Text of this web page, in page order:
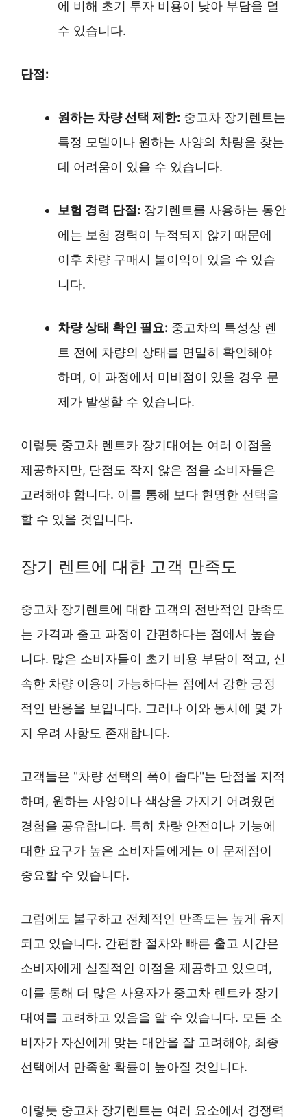
에 비해 초기 투자 비용이 낮아 부담을 덜
수 있습니다.
단점:
원하는 차량 선택 제한: 중고차 장기렌트는
특정 모델이나 원하는 사양의 차량을 찾는
데 어려움이 있을 수 있습니다.
보험 경력 단절: 장기렌트를 사용하는 동안
에는 보험 경력이 누적되지 않기 때문에
이후 차량 구매시 불이익이 있을 수 있습
니다.
차량 상태 확인 필요: 중고차의 특성상 렌
트 전에 차량의 상태를 면밀히 확인해야
하며, 이 과정에서 미비점이 있을 경우 문
제가 발생할 수 있습니다.
이렇듯 중고차 렌트카 장기대여는 여러 이점을
제공하지만, 단점도 작지 않은 점을 소비자들은
고려해야 합니다. 이를 통해 보다 현명한 선택을
할 수 있을 것입니다.
장기 렌트에 대한 고객 만족도
중고차 장기렌트에 대한 고객의 전반적인 만족도
는 가격과 출고 과정이 간편하다는 점에서 높습
니다. 많은 소비자들이 초기 비용 부담이 적고, 신
속한 차량 이용이 가능하다는 점에서 강한 긍정
적인 반응을 보입니다. 그러나 이와 동시에 몇 가
지 우려 사항도 존재합니다.
고객들은 "차량 선택의 폭이 좁다"는 단점을 지적
하며, 원하는 사양이나 색상을 가지기 어려웠던
경험을 공유합니다. 특히 차량 안전이나 기능에
대한 요구가 높은 소비자들에게는 이 문제점이
중요할 수 있습니다.
그럼에도 불구하고 전체적인 만족도는 높게 유지
되고 있습니다. 간편한 절차와 빠른 출고 시간은
소비자에게 실질적인 이점을 제공하고 있으며,
이를 통해 더 많은 사용자가 중고차 렌트카 장기
대여를 고려하고 있음을 알 수 있습니다. 모든 소
비자가 자신에게 맞는 대안을 잘 고려해야, 최종
선택에서 만족할 확률이 높아질 것입니다.
이렇듯 중고차 장기렌트는 여러 요소에서 경쟁력